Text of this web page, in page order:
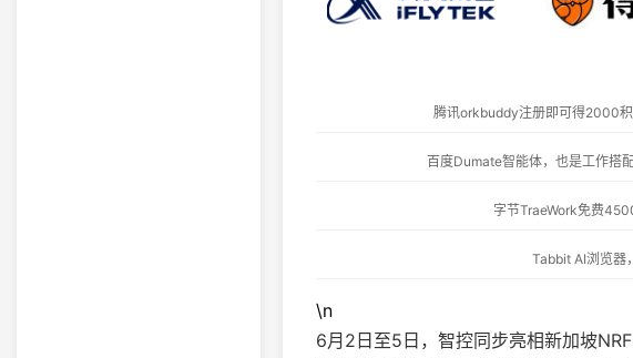
腾讯orkbuddy注册即可得2000积
百度Dumate智能体，也是工作搭
字节TraeWork免费
Tabbit AI浏览器
\n
6月2日至5日，智控同步亮相新加坡